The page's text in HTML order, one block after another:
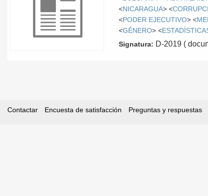
<NICARAGUA> <
<PODER EJECUTIVO> <
<GÉNERO> <
Signatura: D-2019 (
Contactar Encuesta de satisfacción Preguntas y respuestas